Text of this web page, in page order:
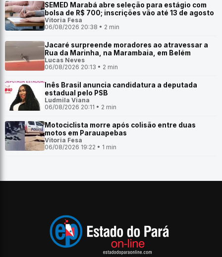
SEMED Marabá abre seleção para estágio com
bolsa de R$ 700; inscrições vão até 13 de agosto
Vitoria Fesa
06/08/2026 20:38 • 2 min
Jacaré surpreende moradores ao atravessar a
Rua da Marinha, na Marambaia, em Belém
Lucas Neves
06/08/2026 20:13 • 2 min
Inês Brasil anuncia candidatura a deputada
estadual pelo PSB
Ludmila Viana
06/08/2026 20:11 • 2 min
Motociclista morre após colisão entre duas
motos em Parauapebas
Vitoria Fesa
06/08/2026 19:22 • 1 min